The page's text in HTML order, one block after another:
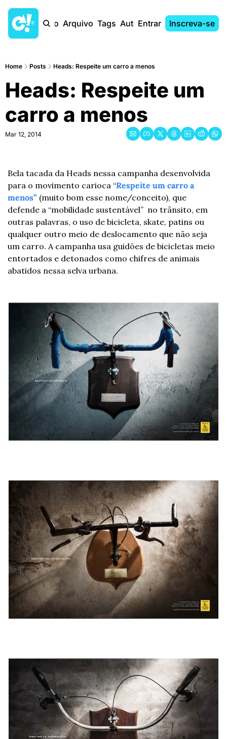
Início Arquivo Tags AutoresEntrar Inscreva-se
Home Posts Heads: Respeite um carro a menos
Heads: Respeite um
carro a menos
Mar 12, 2014
Bela tacada da Heads nessa campanha desenvolvida
para o movimento carioca “Respeite um carro a
menos” (muito bom esse nome/conceito), que
defende a “mobilidade sustentável”  no trânsito, em
outras palavras, o uso de bicicleta, skate, patins ou
qualquer outro meio de deslocamento que não seja
um carro. A campanha usa guidões de bicicletas meio
entortados e detonados como chifres de animais
abatidos nessa selva urbana.